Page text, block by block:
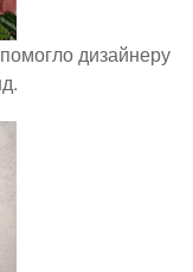
дизайнеру